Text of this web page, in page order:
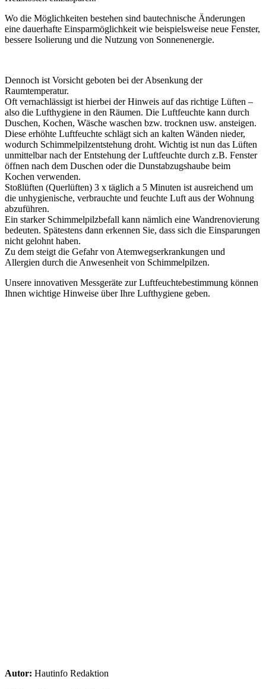
Wo die Möglichkeiten bestehen sind bautechnische Änderungen
eine dauerhafte Einsparmöglichkeit wie beispielsweise neue Fenster,
bessere Isolierung und die Nutzung von Sonnenenergie.
Dennoch ist Vorsicht geboten bei der Absenkung der
Raumtemperatur.
Oft vernachlässigt ist hierbei der Hinweis auf das richtige Lüften –
also die Lufthygiene in den Räumen. Die Luftfeuchte kann durch
Duschen, Kochen, Wäsche waschen bzw. trocknen usw. ansteigen.
Diese erhöhte Luftfeuchte schlägt sich an kalten Wänden nieder,
wodurch Schimmelpilzentstehung droht. Wichtig ist nun das Lüften
unmittelbar nach der Entstehung der Luftfeuchte durch z.B. Fenster
öffnen nach dem Duschen oder die Dunstabzugshaube beim
Kochen verwenden.
Stoßlüften (Querlüften) 3 x täglich a 5 Minuten ist ausreichend um
die unhygienische, verbrauchte und feuchte Luft aus der Wohnung
abzuführen.
Ein starker Schimmelpilzbefall kann nämlich eine Wandrenovierung
bedeuten. Spätestens dann erkennen Sie, dass sich die Einsparungen
nicht gelohnt haben.
Zu dem steigt die Gefahr von Atemwegserkrankungen und
Allergien durch die Anwesenheit von Schimmelpilzen.
Unsere innovativen Messgeräte zur Luftfeuchtebestimmung können
Ihnen wichtige Hinweise über Ihre Lufthygiene geben.
Autor: Hautinfo Redaktion